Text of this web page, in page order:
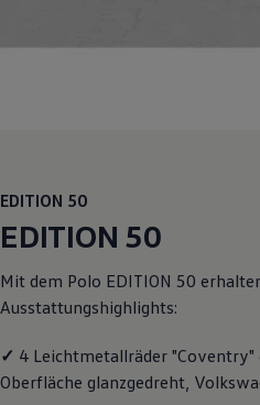
Wallbox und
Digitale Extras
Dienste für Ihr
Volkswagen
Handy und
Über Ihr Auto
Vorgängermodelle
EDITION 50
EDITION 50
Mit dem Polo EDITION 50
Ausstattungshighlights:
✓ 4 Leichtmetallräder "Coventry"
Oberfläche glanzgedreht,